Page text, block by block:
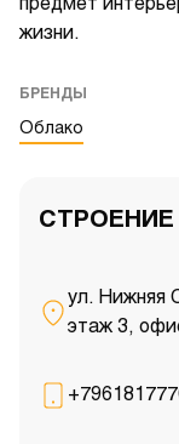
предмет
жизни.
БРЕНДЫ
Облако
ул. Нижняя
этаж 3,